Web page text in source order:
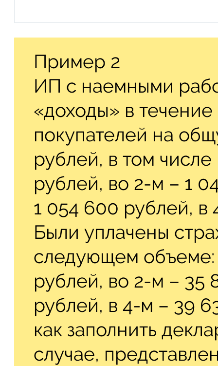
Пример 2
ИП с наемными
«доходы» в течение
покупателей на
рублей, в том числе
рублей, во 2-м – 1
1 054 600 рублей, в
Были уплачены
следующем объеме:
рублей, во 2-м – 35
рублей, в 4-м – 39
как заполнить
случае,